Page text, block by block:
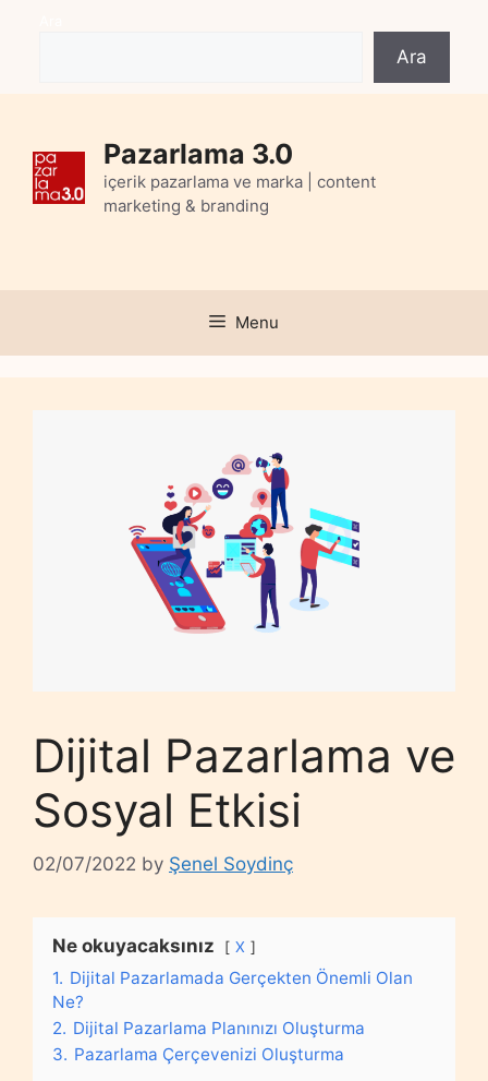
Ara
Pazarlama 3.0
içerik pazarlama ve marka | content
marketing & branding
Menu
Dijital Pazarlama ve
Sosyal Etkisi
02/07/2022 by Şenel Soydinç
Ne okuyacaksınız X
1. Dijital Pazarlamada Gerçekten Önemli Olan
Ne?
2. Dijital Pazarlama Planınızı Oluşturma
3. Pazarlama Çerçevenizi Oluşturma